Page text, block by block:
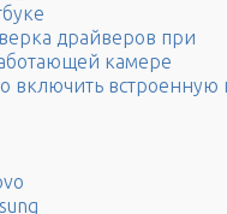
драйверов при
камере
включить встроенную